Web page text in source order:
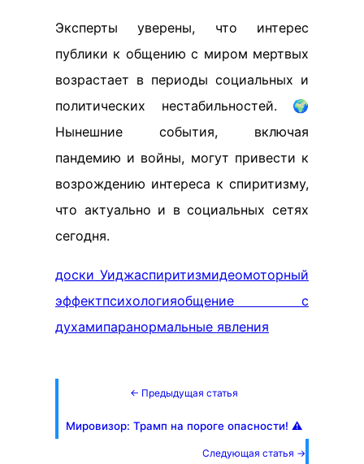
Эксперты уверены, что интерес
публики к общению с миром мертвых
возрастает в периоды социальных и
политических нестабильностей. 🌍
Нынешние события, включая
пандемию и войны, могут привести к
возрождению интереса к спиритизму,
что актуально и в социальных сетях
сегодня.
доски Уиджаспиритизмидеомоторный
эффектпсихологияобщение с
духамипаранормальные явления
← Предыдущая статья
Мировизор: Трамп на пороге опасности! ⚠️
Следующая статья →